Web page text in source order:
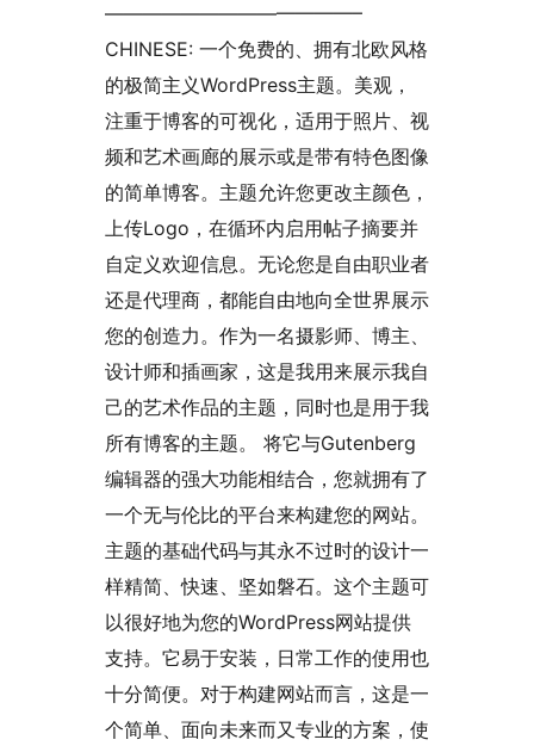
—————————————–
CHINESE: 一个免费的、拥有北欧风格
的极简主义WordPress主题。美观，
注重于博客的可视化，适用于照片、视
频和艺术画廊的展示或是带有特色图像
的简单博客。主题允许您更改主颜色，
上传Logo，在循环内启用帖子摘要并
自定义欢迎信息。无论您是自由职业者
还是代理商，都能自由地向全世界展示
您的创造力。作为一名摄影师、博主、
设计师和插画家，这是我用来展示我自
己的艺术作品的主题，同时也是用于我
所有博客的主题。 将它与Gutenberg
编辑器的强大功能相结合，您就拥有了
一个无与伦比的平台来构建您的网站。
主题的基础代码与其永不过时的设计一
样精简、快速、坚如磐石。这个主题可
以很好地为您的WordPress网站提供
支持。它易于安装，日常工作的使用也
十分简便。对于构建网站而言，这是一
个简单、面向未来而又专业的方案，使